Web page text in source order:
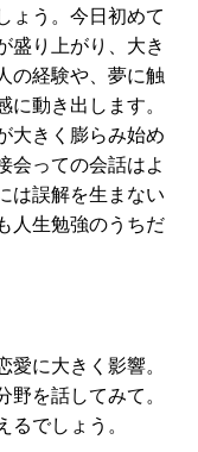
ょう。今日初めて
盛り上がり、大き
の経験や、夢に触
動き出します。
大きく膨らみ始め
会っての会話はよ
は誤解を生まない
人生勉強のうちだ
に大きく影響。
を話してみて。
でしょう。